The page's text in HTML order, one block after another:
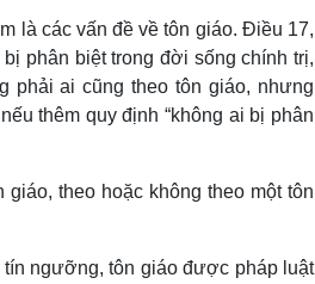
là các vấn đề về tôn giáo. Điều 17,
phân biệt trong đời sống chính trị,
phải ai cũng theo tôn giáo, nhưng
thêm quy định “không ai bị phân
theo hoặc không theo một tôn
ngưỡng, tôn giáo được pháp luật